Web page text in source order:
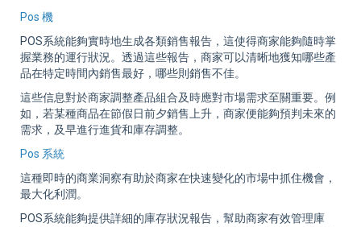
Pos 機
POS系統能夠實時地生成各類銷售報告，這使得商家能夠隨時掌
握業務的運行狀況。透過這些報告，商家可以清晰地獲知哪些產
品在特定時間內銷售最好，哪些則銷售不佳。
這些信息對於商家調整產品組合及時應對市場需求至關重要。例
如，若某種商品在節假日前夕銷售上升，商家便能夠預判未來的
需求，及早進行進貨和庫存調整。
Pos 系統
這種即時的商業洞察有助於商家在快速變化的市場中抓住機會，
最大化利潤。
POS系統能夠提供詳細的庫存狀況報告，幫助商家有效管理庫